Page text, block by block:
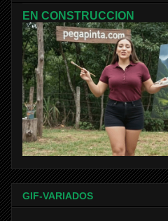
EN CONSTRUCCION
GIF-VARIADOS